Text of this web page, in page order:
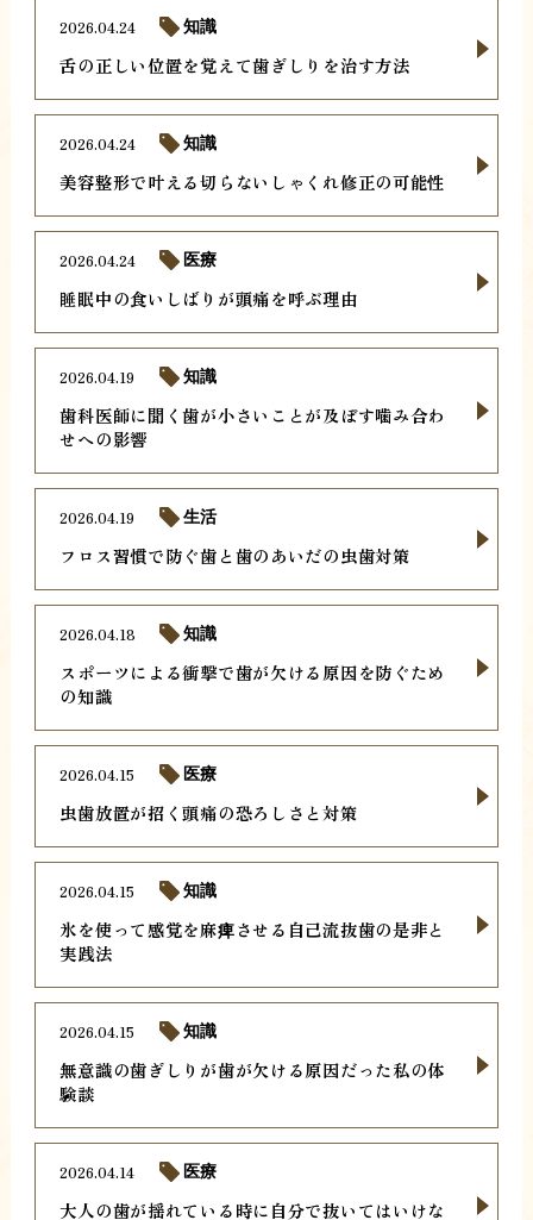
舌の正しい位置を覚えて歯ぎしりを治す方法
2026.04.24 知識
美容整形で叶える切らないしゃくれ修正の可能性
2026.04.24 知識
睡眠中の食いしばりが頭痛を呼ぶ理由
2026.04.24 医療
歯科医師に聞く歯が小さいことが及ぼす噛み合わ
せへの影響
2026.04.19 知識
フロス習慣で防ぐ歯と歯のあいだの虫歯対策
2026.04.19 生活
スポーツによる衝撃で歯が欠ける原因を防ぐため
の知識
2026.04.18 知識
虫歯放置が招く頭痛の恐ろしさと対策
2026.04.15 医療
氷を使って感覚を麻痺させる自己流抜歯の是非と
実践法
2026.04.15 知識
無意識の歯ぎしりが歯が欠ける原因だった私の体
験談
2026.04.15 知識
大人の歯が揺れている時に自分で抜いてはいけな
2026.04.14 医療